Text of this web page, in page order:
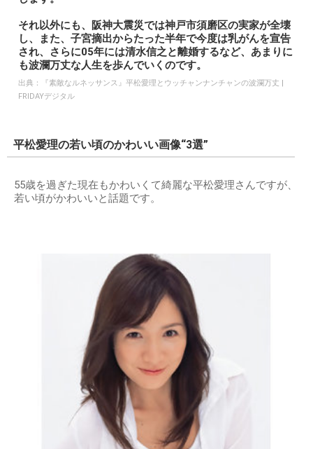
それ以外にも、阪神大震災では神戸市須磨区の実家が全壊
し、また、子宮摘出からたった半年で今度は乳がんを宣告
され、さらに05年には清水信之と離婚するなど、あまりに
も波瀾万丈な人生を歩んでいくのです。
出典：
『素敵なルネッサンス』平松愛理とウッチャンナンチャンの波瀾万丈 |
FRIDAYデジタル
平松愛理の若い頃のかわいい画像“3選”
55歳を過ぎた現在もかわいくて綺麗な平松愛理さんですが、
若い頃がかわいいと話題です。